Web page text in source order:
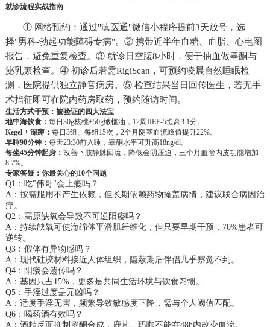
就诊流程实战指南
① 网络预约：通过"滇医通"微信小程序提前3天放号，选
择"男科-勃起功能障碍专病"。② 携带近半年血糖、血脂、心电图
报告，避免重复检查。③ 就诊日空腹8小时，便于抽血做睾酮与
泌乳素检查。④ 初诊后若需RigiScan，可预约凌晨自然睡眠检
测，医院提供独立静音病房。⑤ 检查结果当日回传医生，若无手
术指征即可在院内药房取药，预约随访时间。
生活方式干预：被验证的四大法宝
地中海饮食： 每日30g核桃+50g橄榄油，12周IIEF-5提高3.1分。
Kegel + 深蹲： 每日3组、每组15次，2个月阴茎血流峰值提升22%。
早睡90分钟： 每天23:30前入睡，睾酮水平可升高18ng/dl。
每坐45分钟起身： 改善下肢静脉回流，降低会阴压迫，三个月血管内皮功能增加
8.7%。
专家答疑：你最关心的10个问题
Q1：吃"伟哥"会上瘾吗？
A：按需服用不产生依赖，但长期依赖药物掩盖病情，建议联合病因治
疗。
Q2：高原缺氧会导致不可逆阳痿吗？
A：持续缺氧可使海绵体平滑肌纤维化，但只要早期干预，70%患者可
逆转。
Q3：假体有异物感吗？
A：现代硅胶材料接近人体组织，隐蔽期后伴侣几乎察觉不到。
Q4：阳痿会遗传吗？
A：基因只占15%，更多是共同生活环境与饮食习惯。
Q5：手淫过度是元凶吗？
A：适度手淫无害，频繁导致敏感度下降，需与个人阈值匹配。
Q6：喝药酒有效吗？
A：酒精反而抑制睾酮合成，鹿茸、玛咖不能在48h内改变血流。